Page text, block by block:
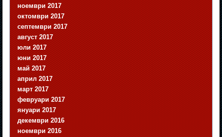
ноември 2017
октомври 2017
септември 2017
август 2017
юли 2017
юни 2017
май 2017
април 2017
март 2017
февруари 2017
януари 2017
декември 2016
ноември 2016